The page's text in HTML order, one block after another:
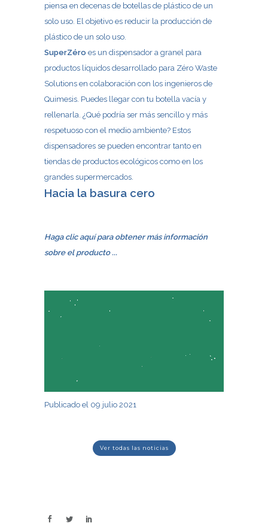
piensa en decenas de botellas de plástico de un
solo uso. El objetivo es reducir la producción de
plástico de un solo uso.
SuperZéro es un dispensador a granel para
productos líquidos desarrollado para Zéro Waste
Solutions en colaboración con los ingenieros de
Quimesis. Puedes llegar con tu botella vacía y
rellenarla. ¿Qué podría ser más sencillo y más
respetuoso con el medio ambiente? Estos
dispensadores se pueden encontrar tanto en
tiendas de productos ecológicos como en los
grandes supermercados.
Hacia la basura cero
Haga clic aquí para obtener más información
sobre el producto ...
Publicado el 09 julio 2021
ver todas las noticias